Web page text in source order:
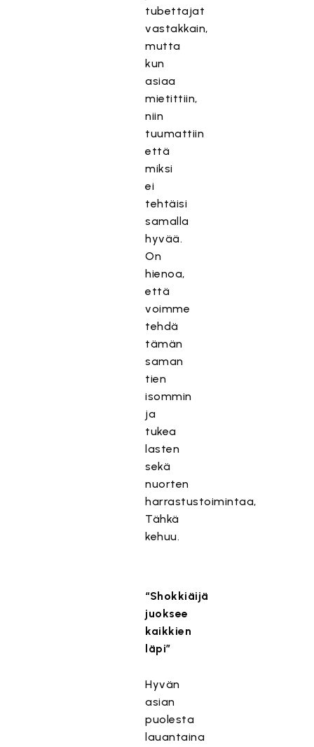
tubettajat
vastakkain,
mutta
kun
asiaa
mietittiin,
niin
tuumattiin
että
miksi
ei
tehtäisi
samalla
hyvää.
On
hienoa,
että
voimme
tehdä
tämän
saman
tien
isommin
ja
tukea
lasten
sekä
nuorten
harrastustoimintaa,
Tähkä
kehuu.
“Shokkiäijä
juoksee
kaikkien
läpi”
Hyvän
asian
puolesta
lauantaina